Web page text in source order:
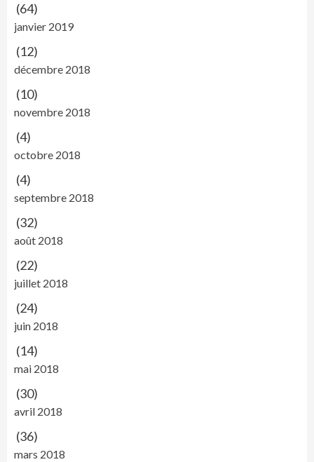
(64)
janvier 2019
(12)
décembre 2018
(10)
novembre 2018
(4)
octobre 2018
(4)
septembre 2018
(32)
août 2018
(22)
juillet 2018
(24)
juin 2018
(14)
mai 2018
(30)
avril 2018
(36)
mars 2018